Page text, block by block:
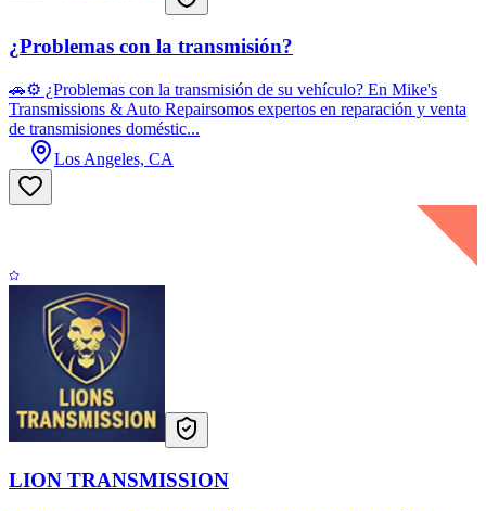
¿Problemas con la transmisión?
🚗⚙️ ¿Problemas con la transmisión de su vehículo? En Mike's
Transmissions & Auto Repairsomos expertos en reparación y venta
de transmisiones doméstic...
Los Angeles, CA
LION TRANSMISSION